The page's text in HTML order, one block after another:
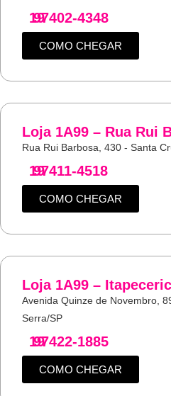
19
97402-4348
COMO CHEGAR
Loja 1A99 – Rua Rui
Rua Rui Barbosa, 430 - Santa
19
97411-4518
COMO CHEGAR
Loja 1A99 –
Avenida Quinze de Novembro,
Serra/SP
19
97422-1885
COMO CHEGAR